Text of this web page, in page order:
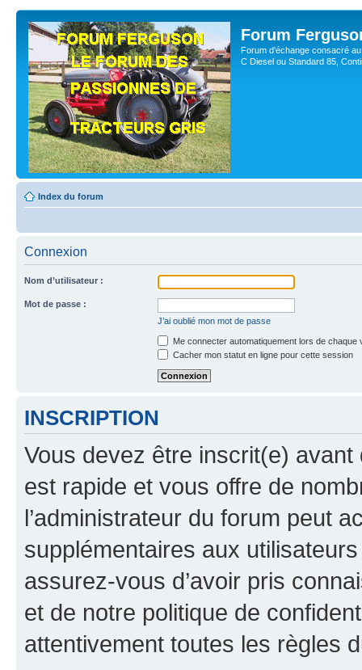
Forum
Forum d'échange consacré
C Diesel ou Standard 85,
Index du forum
Connexion
Nom d’utilisateur :
Mot de passe :
J’ai oublié mon mot de passe
Me connecter automatiquement lors de chaque
Cacher mon statut en ligne pour cette session
INSCRIPTION
Vous devez être inscrit(e) avant
est rapide et vous offre de
l’administrateur du forum peut
supplémentaires aux
assurez-vous d’avoir pris
et de notre politique de
attentivement toutes les règles